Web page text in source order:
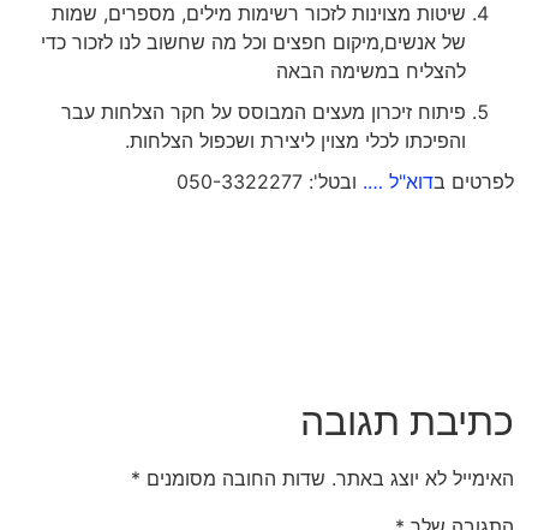
שיטות מצוינות לזכור רשימות מילים, מספרים, שמות
של אנשים,מיקום חפצים וכל מה שחשוב לנו לזכור כדי
להצליח במשימה הבאה
פיתוח זיכרון מעצים המבוסס על חקר הצלחות עבר
והפיכתו לכלי מצוין ליצירת ושכפול הצלחות.
לפרטים בדוא"ל …. ובטל': 050-3322277
כתיבת תגובה
האימייל לא יוצג באתר. שדות החובה מסומנים*